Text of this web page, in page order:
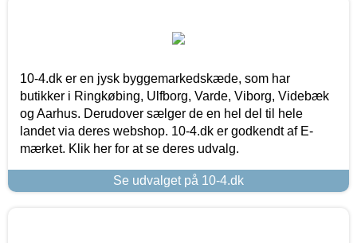
10-4.dk er en jysk byggemarkedskæde, som har
butikker i Ringkøbing, Ulfborg, Varde, Viborg, Videbæk
og Aarhus. Derudover sælger de en hel del til hele
landet via deres webshop. 10-4.dk er godkendt af E-
mærket. Klik her for at se deres udvalg.
Se udvalget på 10-4.dk